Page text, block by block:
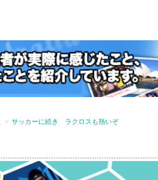
サッカーに続き ラクロスも熱いぞ